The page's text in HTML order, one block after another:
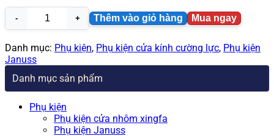
Bản
4d
cửa
nhôm
xingfa
màu
trắng
Thêm vào giỏ hàng Mua ngay
Danh mục: Phụ kiện, Phụ kiện cửa kính cường lực, Phụ kiện
Januss
Danh mục sản phẩm
Phụ kiện
Phụ kiện cửa nhôm xingfa
Phụ kiện Januss